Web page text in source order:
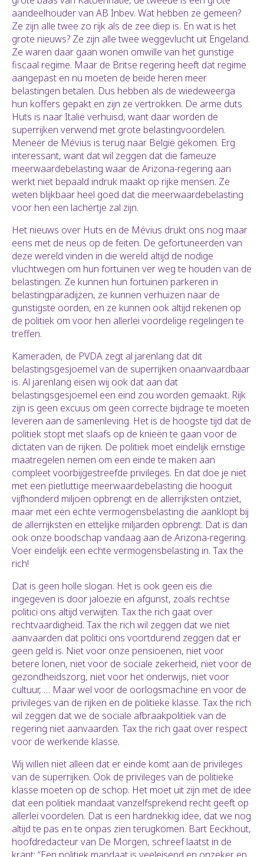
aandeelhouder van AB Inbev. Wat hebben ze gemeen?
Ze zijn alle twee zo rijk als de zee diep is. En wat is het
grote nieuws? Ze zijn alle twee weggevlucht uit Engeland.
Ze waren daar gaan wonen omwille van het gunstige
fiscaal regime. Maar de Britse regering heeft dat regime
aangepast en nu moeten de beide heren meer
belastingen betalen. Dus hebben als de wiedeweerga
hun koffers gepakt en zijn ze vertrokken. De arme duts
Huts is naar Italië verhuisd, want daar worden de
superrijken verwend met grote belastingvoordelen.
Meneer de Mévius is terug naar België gekomen. Erg
interessant, want dat wil zeggen dat die fameuze
meerwaardebelasting waar de Arizona-regering aan
werkt niet bepaald indruk maakt op rijke mensen. Ze
weten blijkbaar heel goed dat die meerwaardebelasting
voor hen een lachertje zal zijn.
Het nieuws over Huts en de Mévius drukt ons nog maar
eens met de neus op de feiten. De gefortuneerden van
deze wereld vinden in die wereld altijd de nodige
vluchtwegen om hun fortuinen ver weg te houden van de
belastingen. Ze kunnen hun fortuinen parkeren in
belastingparadijzen, ze kunnen verhuizen naar de
gunstigste oorden, en ze kunnen ook altijd rekenen op
de politiek om voor hen allerlei voordelige regelingen te
treffen.
Kameraden, de PVDA zegt al jarenlang dat dit
belastingsgesjoemel van de superrijken onaanvaardbaar
is. Al jarenlang eisen wij ook dat aan dat
belastingsgesjoemel een eind zou worden gemaakt. Rijk
zijn is geen excuus om geen correcte bijdrage te moeten
leveren aan de samenleving. Het is de hoogste tijd dat de
politiek stopt met slaafs op de knieën te gaan voor de
dictaten van de rijken. De politiek moet eindelijk ernstige
maatregelen nemen om een einde te maken aan
compleet voorbijgestreefde privileges. En dat doe je niet
met een pietluttige meerwaardebelasting die hooguit
vijfhonderd miljoen opbrengt en de allerrijksten ontziet,
maar met een echte vermogensbelasting die aanklopt bij
de allerrijksten en ettelijke miljarden opbrengt. Dat is dan
ook onze boodschap vandaag aan de Arizona-regering.
Voer eindelijk een echte vermogensbelasting in. Tax the
rich!
Dat is geen holle slogan. Het is ook geen eis die
ingegeven is door jaloezie en afgunst, zoals rechtse
politici ons altijd verwijten. Tax the rich gaat over
rechtvaardigheid. Tax the rich wil zeggen dat we niet
aanvaarden dat politici ons voortdurend zeggen dat er
geen geld is. Niet voor onze pensioenen, niet voor
betere lonen, niet voor de sociale zekerheid, niet voor de
gezondheidszorg, niet voor het onderwijs, niet voor
cultuur, … Maar wel voor de oorlogsmachine en voor de
privileges van de rijken en de politieke klasse. Tax the rich
wil zeggen dat we de sociale afbraakpolitiek van de
regering niet aanvaarden. Tax the rich gaat over respect
voor de werkende klasse.
Wij willen niet alleen dat er einde komt aan de privileges
van de superrijken. Ook de privileges van de politieke
klasse moeten op de schop. Het moet uit zijn met de idee
dat een politiek mandaat vanzelfsprekend recht geeft op
allerlei voordelen. Dat is een hardnekkig idee, dat we nog
altijd te pas en te onpas zien terugkomen. Bart Eeckhout,
hoofdredacteur van De Morgen, schreef laatst in de